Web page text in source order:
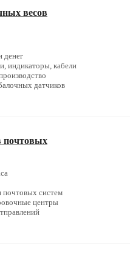
весов
денег
индикаторы, кабели
датчиков
почтовых
почтовых систем
центры